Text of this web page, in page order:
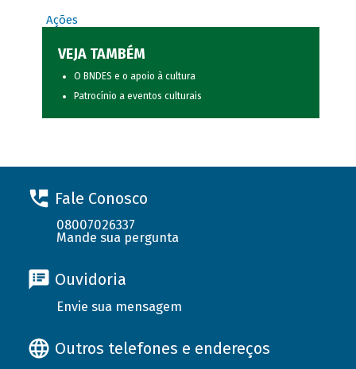
Ações
VEJA TAMBÉM
O BNDES e o apoio à cultura
Patrocínio a eventos culturais
Fale Conosco
08007026337
Mande sua pergunta
Ouvidoria
Envie sua mensagem
Outros telefones e endereços